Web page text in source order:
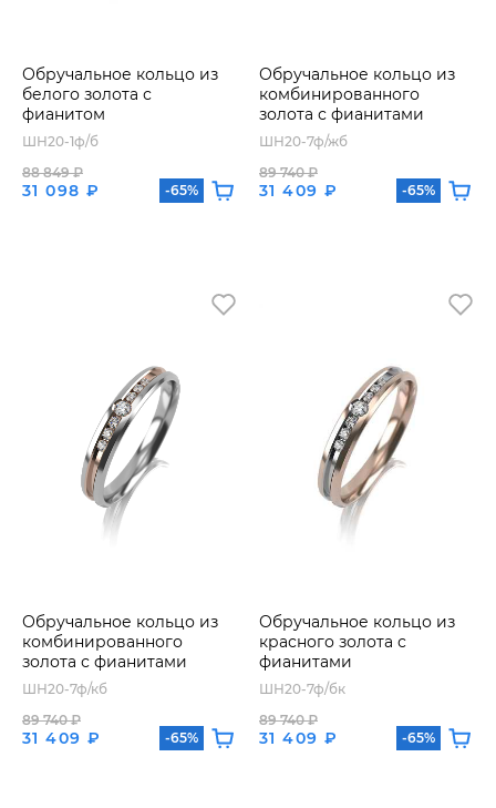
Обручальное кольцо из
белого золота с
фианитом
ШН20-1ф/б
31 098 ₽
88 849 ₽
-65%
Обручальное кольцо из
комбинированного
золота с фианитами
ШН20-7ф/жб
31 409 ₽
89 740 ₽
-65%
Обручальное кольцо из
комбинированного
золота с фианитами
ШН20-7ф/кб
31 409 ₽
89 740 ₽
-65%
Обручальное кольцо из
красного золота с
фианитами
ШН20-7ф/бк
31 409 ₽
89 740 ₽
-65%